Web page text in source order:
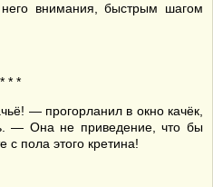
внимания, быстрым шагом
* * *
— прогорланил в окно качёк,
— Она не приведение, что бы
с пола этого кретина!